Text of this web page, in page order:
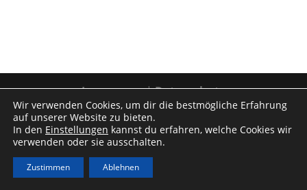
Impressum|Datenschutz
Wir verwenden Cookies, um dir die bestmögliche Erfahrung
auf unserer Website zu bieten.
In den Einstellungen kannst du erfahren, welche Cookies wir
verwenden oder sie ausschalten.
Zustimmen Ablehnen